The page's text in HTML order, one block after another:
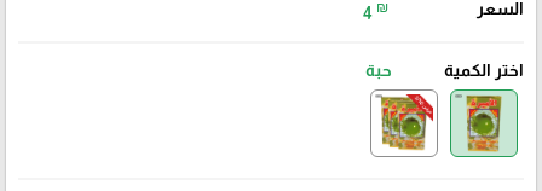
السعر 4 ₪
اختر الكمية حبة